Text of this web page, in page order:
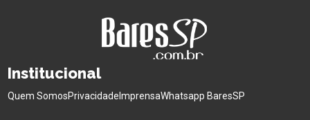
Institucional
Quem SomosPrivacidade ImprensaWhatsapp BaresSP